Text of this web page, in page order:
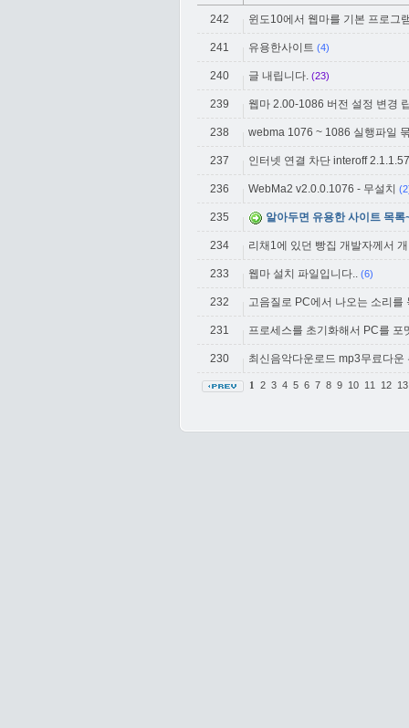
242 윈도10에서 웹마를 기본 프로그
241 유용한사이트 (4)
240 글 내립니다. (23)
239 웹마 2.00-1086 버전 설정 변경
238 webma 1076 ~ 1086 실행파일
237 인터넷 연결 차단 interoff
236 WebMa2 v2.0.0.1076 - 무설치
235 알아두면 유용한 사이트 목록
234 리채1에 있던 빵집 개발자께서
233 웹마 설치 파일입니다.. (6)
232 고음질로 PC에서 나오는 소리
231 프로세스를 초기화해서 PC를
230 최신음악다운로드 mp3무료다운
1 2 3 4 5 6 7 8 9 10 11 12